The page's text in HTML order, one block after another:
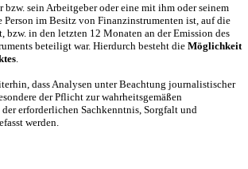
bzw. sein Arbeitgeber oder eine mit ihm oder seinem
Person im Besitz von Finanzinstrumenten ist, auf die
bzw. in den letzten 12 Monaten an der Emission des
beteiligt war. Hierdurch besteht die Möglichkeit
dass Analysen unter Beachtung journalistischer
der Pflicht zur wahrheitsgemäßen
erforderlichen Sachkenntnis, Sorgfalt und
werden.